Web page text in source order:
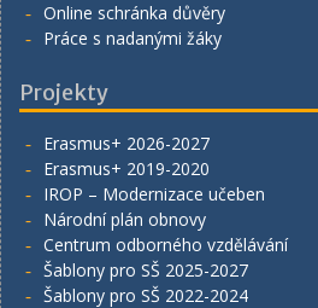
Online schránka důvěry
Práce s nadanými žáky
Projekty
Erasmus+ 2026-2027
Erasmus+ 2019-2020
IROP – Modernizace učeben
Národní plán obnovy
Centrum odborného vzdělávání
Šablony pro SŠ 2025-2027
Šablony pro SŠ 2022-2024